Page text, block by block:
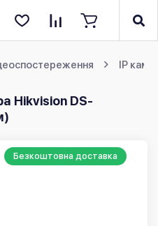
IP
Hikvision DS-
Безкоштовна доставка